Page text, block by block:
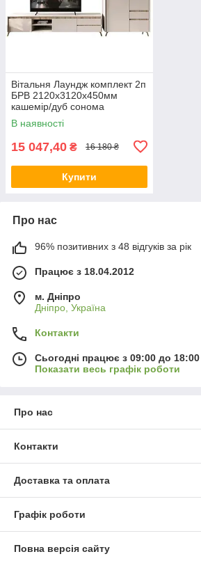
Вітальня Лаундж комплект 2п
БРВ 2120х3120х450мм
кашемір/дуб сонома
В наявності
15 047,40 ₴ 16 180 ₴
Купити
Про нас
96% позитивних з 48 відгуків за рік
Працює з 18.04.2012
м. Дніпро
Дніпро, Україна
Контакти
Сьогодні працює з 09:00 до 18:00
Показати весь графік роботи
Про нас
Контакти
Доставка та оплата
Графік роботи
Повна версія сайту